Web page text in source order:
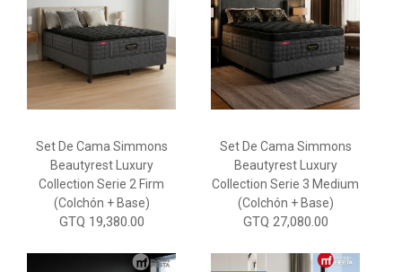
Set De Cama Simmons
Beautyrest Luxury
Collection Serie 2 Firm
(Colchón + Base)
GTQ 19,380.00
Set De Cama Simmons
Beautyrest Luxury
Collection Serie 3 Medium
(Colchón + Base)
GTQ 27,080.00